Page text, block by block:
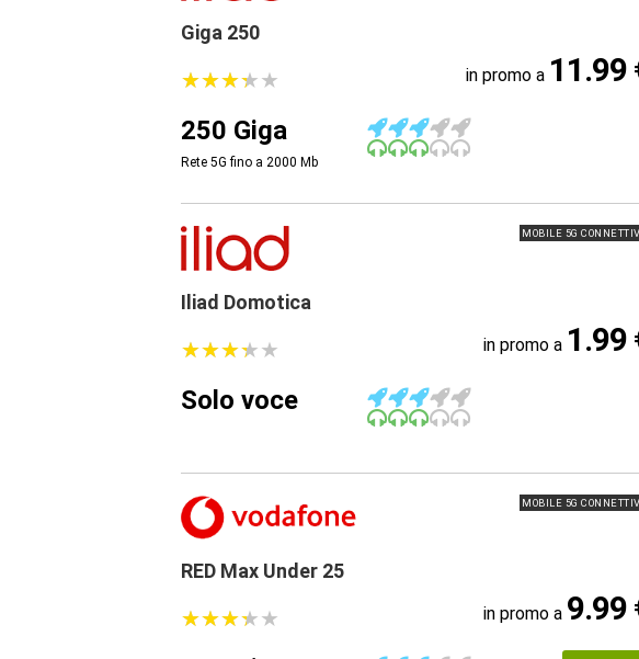
Giga 250
★★★★★
★★★★★ in promo a 11.99
250 Giga
Rete 5G fino a 2000 Mb
MOBILE 5G
Iliad Domotica
★★★★★
★★★★★ in promo a 1.99
Solo voce
MOBILE 5G
RED Max Under 25
★★★★★
★★★★★ in promo a 9.99